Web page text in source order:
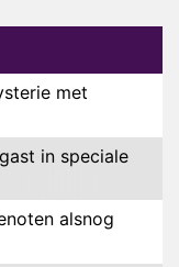
met
in speciale
alsnog